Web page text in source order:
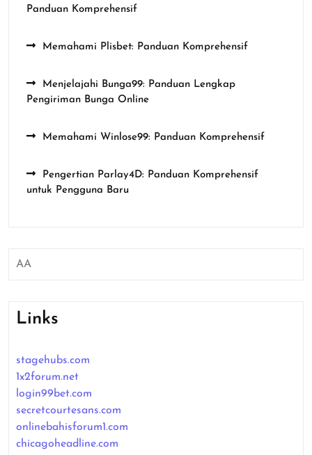
Panduan Komprehensif
Memahami Plisbet: Panduan Komprehensif
Menjelajahi Bunga99: Panduan Lengkap
Pengiriman Bunga Online
Memahami Winlose99: Panduan Komprehensif
Pengertian Parlay4D: Panduan Komprehensif
untuk Pengguna Baru
AA
Links
stagehubs.com
1x2forum.net
login99bet.com
secretcourtesans.com
onlinebahisforum1.com
chicagoheadline.com